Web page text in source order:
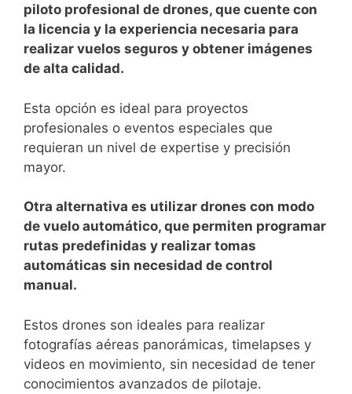
‍piloto profesional de drones, que cuente con
la⁤ licencia y la experiencia necesaria para
realizar vuelos seguros y obtener imágenes
de alta ⁣calidad.
Esta opción es‍ ideal para proyectos
profesionales ​o eventos especiales que
requieran un nivel de ⁤expertise y precisión
mayor.
Otra alternativa es utilizar drones ⁤con​ modo
de vuelo automático, que permiten programar
rutas predefinidas y realizar⁤ tomas
automáticas sin necesidad de control
manual.
Estos drones son ideales para realizar
fotografías aéreas panorámicas, timelapses y
videos en ⁢movimiento, sin necesidad de tener⁢
conocimientos avanzados de pilotaje.